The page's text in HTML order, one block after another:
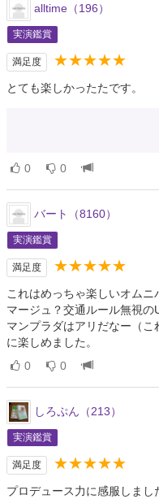
alltime（196）
実演鑑賞
満足度 ★★★★★
とても楽しかったたです。
0 0
バート（8160）
実演鑑賞
満足度 ★★★★★
これはめっちゃ楽しいオム
マージュ？交通ルール無視
マンプラダはアリだなー（
に楽しめました。
0 0
しろぷん（213）
実演鑑賞
満足度 ★★★★★
プロデュース力に感服しま